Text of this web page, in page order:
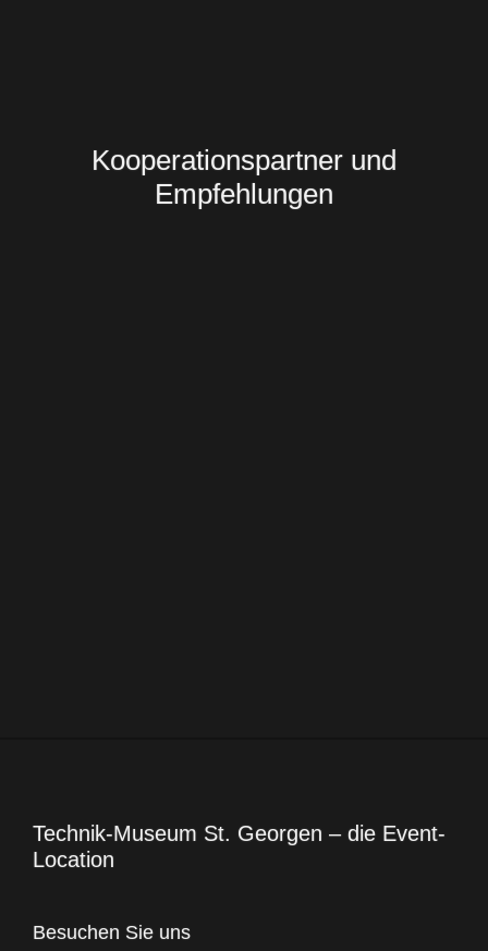
Kooperationspartner und
Empfehlungen
Technik-Museum St. Georgen – die Event-
Location
Besuchen Sie uns